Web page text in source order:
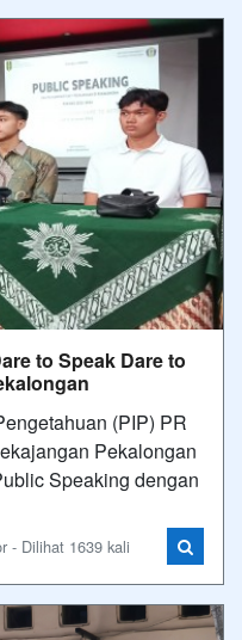
to Speak Dare to
(PIP) PR
Pekalongan
Speaking dengan
- Dilihat 1639 kali